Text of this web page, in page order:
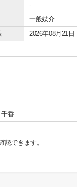
-
一般媒介
2026年08月21日
香
認できます。